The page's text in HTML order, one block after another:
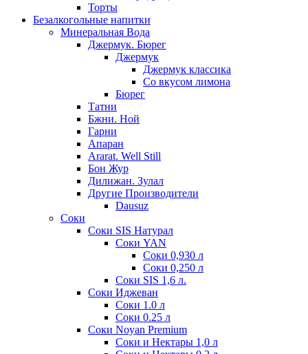
Торты
Безалкогольные напитки
Минеральная Вода
Джермук. Бюрег
Джермук
Джермук классика
Со вкусом лимона
Бюрег
Татни
Бжни. Ной
Гарни
Апаран
Ararat. Well Still
Бон Жур
Дилижан. Зулал
Другие Производители
Dausuz
Соки
Соки SIS Натурал
Соки YAN
Соки 0,930 л
Соки 0,250 л
Соки SIS 1,6 л.
Соки Иджеван
Соки 1.0 л
Соки 0.25 л
Соки Noyan Premium
Соки и Нектары 1,0 л